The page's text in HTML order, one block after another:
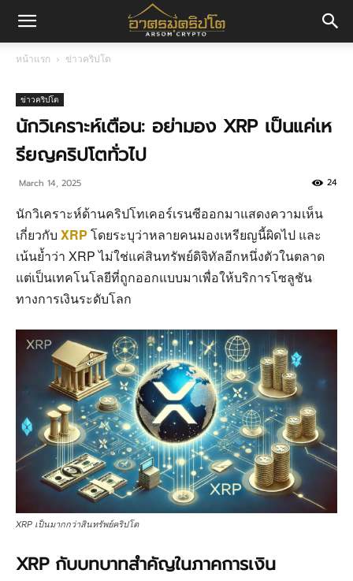
มค
ปโต
หน้าแรก ข่าวคริปโต
ข่าวคริปโต
นักวิเคราะห์เตือน: อย่ามอง XRP เป็นแค่เห
รียญคริปโตทั่วไป
March 14, 2025 24
นักวิเคราะห์ด้านคริปโทเคอร์เรนซีออกมาแสดงความเห็น
เกี่ยวกับ XRP โดยระบุว่าหลายคนมองเหรียญนี้ผิดไป และ
เน้นย้ำว่า XRP ไม่ใช่แค่สินทรัพย์ดิจิทัลอีกหนึ่งตัวในตลาด
แต่เป็นเทคโนโลยีที่ถูกออกแบบมาเพื่อให้บริการโซลูชัน
ทางการเงินระดับโลก
XRP เป็นมากกว่าสินทรัพย์คริปโต
XRP กับบทบาทสำคัญในภาคการเงิน